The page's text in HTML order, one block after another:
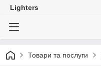
Lighters
Товари та послуги